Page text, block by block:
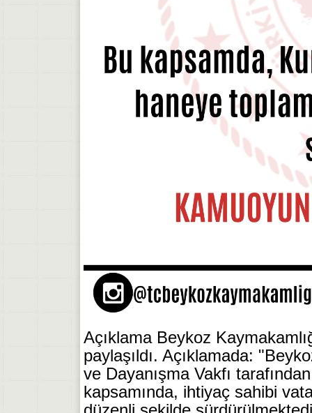
Açıklama Beykoz
paylaşıldı. Açıklamada:
ve Dayanışma Vakfı
kapsamında, ihtiyaç sahibi